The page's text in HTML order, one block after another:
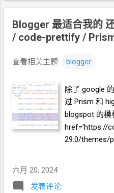
Blogger 最适合我的
/ code-prettify /
查看相关主题: blogger
除了 google
过 Prism 和
blogspot 的模
href='https://
29.0/themes/
9.0/
六月 20, 2024
发表评论